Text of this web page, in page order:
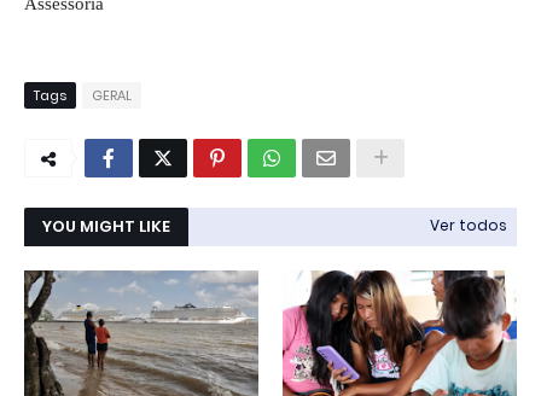
Tags GERAL
YOU MIGHT LIKE Ver todos